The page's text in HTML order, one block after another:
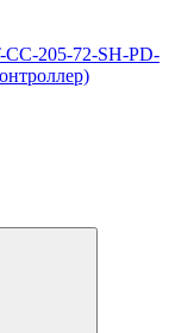
205-72-SH-PD-